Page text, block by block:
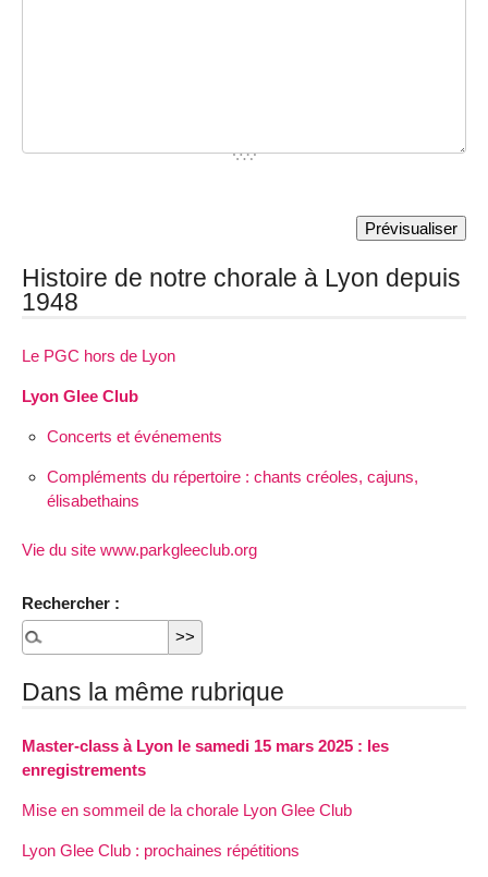
Histoire de notre chorale à Lyon depuis
1948
Le PGC hors de Lyon
Lyon Glee Club
Concerts et événements
Compléments du répertoire : chants créoles, cajuns,
élisabethains
Vie du site www.parkgleeclub.org
Rechercher :
Dans la même rubrique
Master-class à Lyon le samedi 15 mars 2025 : les
enregistrements
Mise en sommeil de la chorale Lyon Glee Club
Lyon Glee Club : prochaines répétitions